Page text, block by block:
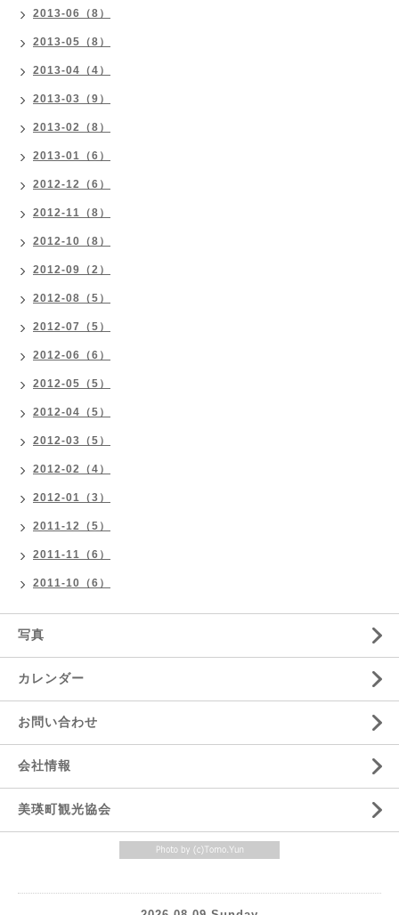
2013-06（8）
2013-05（8）
2013-04（4）
2013-03（9）
2013-02（8）
2013-01（6）
2012-12（6）
2012-11（8）
2012-10（8）
2012-09（2）
2012-08（5）
2012-07（5）
2012-06（6）
2012-05（5）
2012-04（5）
2012-03（5）
2012-02（4）
2012-01（3）
2011-12（5）
2011-11（6）
2011-10（6）
写真
カレンダー
お問い合わせ
会社情報
美瑛町観光協会